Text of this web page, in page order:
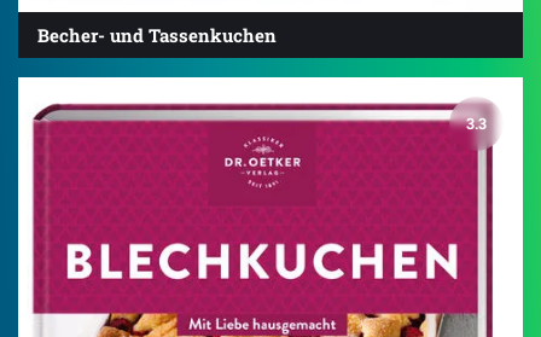
Becher- und Tassenkuchen
3.3